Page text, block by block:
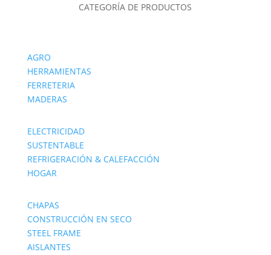
CATEGORÍA DE PRODUCTOS
AGRO
HERRAMIENTAS
FERRETERIA
MADERAS
ELECTRICIDAD
SUSTENTABLE
REFRIGERACIÓN & CALEFACCIÓN
HOGAR
CHAPAS
CONSTRUCCIÓN EN SECO
STEEL FRAME
AISLANTES